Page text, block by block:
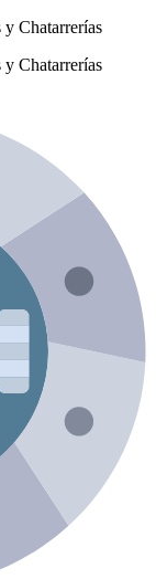
Chatarrerías
Chatarrerías